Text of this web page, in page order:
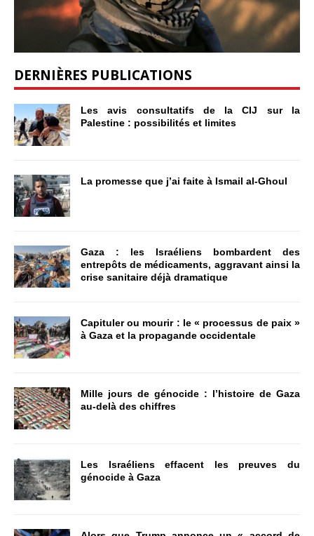
DERNIÈRES PUBLICATIONS
Les avis consultatifs de la CIJ sur la
Palestine : possibilités et limites
La promesse que j’ai faite à Ismail al-Ghoul
Gaza : les Israéliens bombardent des
entrepôts de médicaments, aggravant ainsi la
crise sanitaire déjà dramatique
Capituler ou mourir : le « processus de paix »
à Gaza et la propagande occidentale
Mille jours de génocide : l’histoire de Gaza
au-delà des chiffres
Les Israéliens effacent les preuves du
génocide à Gaza